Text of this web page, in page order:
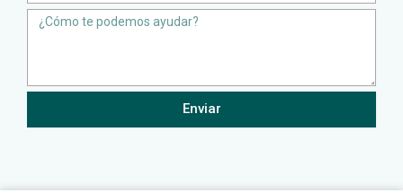
Message
Enviar